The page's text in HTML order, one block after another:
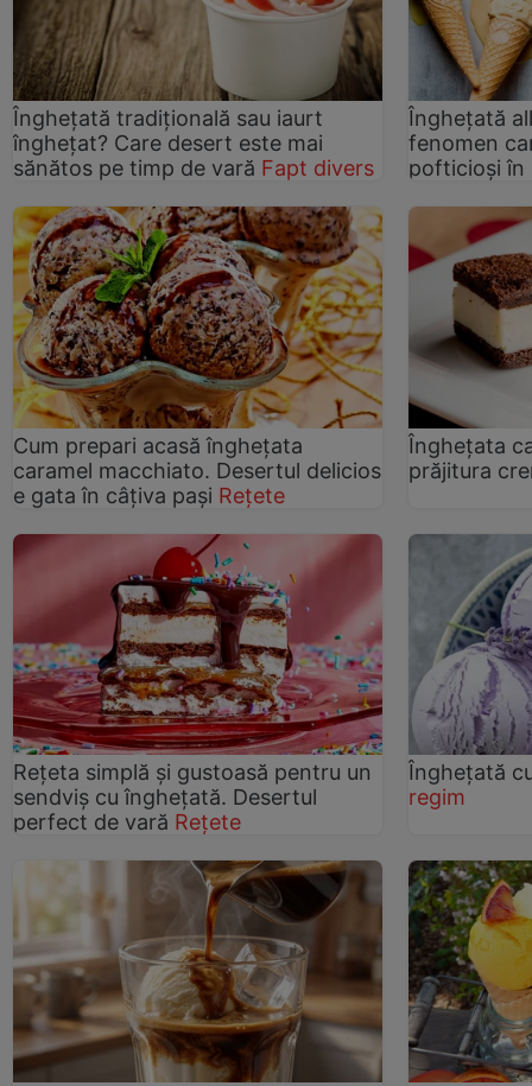
Înghețată tradițională sau iaurt
înghețat? Care desert este mai
sănătos pe timp de vară Fapt divers
Înghețată
fenomen
pofticioși în
Cum prepari acasă înghețata
caramel macchiato. Desertul delicios
e gata în câțiva pași Rețete
Înghețata
prăjitura
Rețeta simplă și gustoasă pentru un
sendviș cu înghețată. Desertul
perfect de vară Rețete
Înghețată
regim